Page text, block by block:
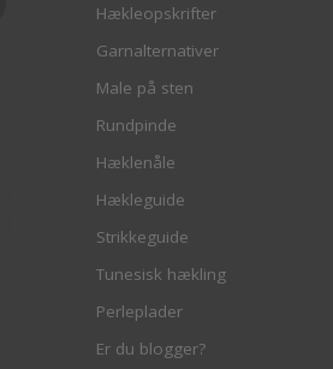
Hækleopskrifter
Garnalternativer
Male på sten
Rundpinde
Hæklenåle
Hækleguide
Strikkeguide
Tunesisk hækling
Perleplader
Er du blogger?